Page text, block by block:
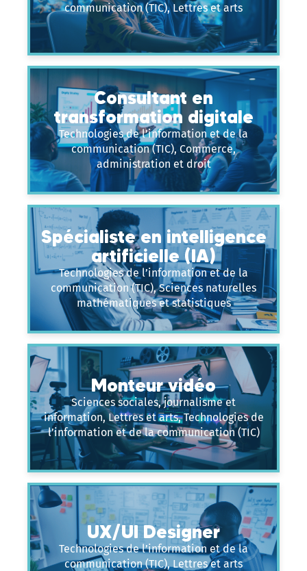
communication (TIC), Lettres et arts
Consultant en
transformation digitale
Technologies de l’information et de la
communication (TIC), Commerce,
administration et droit
Spécialiste en intelligence
artificielle (IA)
Technologies de l’information et de la
communication (TIC), Sciences naturelles
mathématiques et statistiques
Monteur vidéo
Sciences sociales, journalisme et
information, Lettres et arts, Technologies de
l’information et de la communication (TIC)
UX/UI Designer
Technologies de l’information et de la
communication (TIC), Lettres et arts